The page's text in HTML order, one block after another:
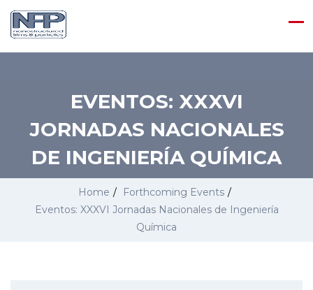
EVENTOS: XXXVI
JORNADAS NACIONALES
DE INGENIERÍA QUÍMICA
Home / Forthcoming Events /
Eventos: XXXVI Jornadas Nacionales de Ingeniería
Química